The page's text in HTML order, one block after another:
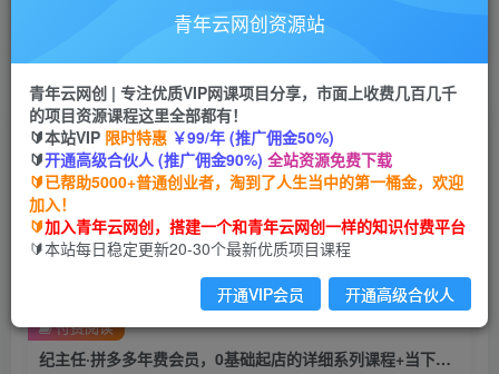
搭建同款网站，自己当老板
首页 创业课程 会员免费 正文
纪主任·拼多多年费会员，0基础起店的详细系列课
程+当下最牛的低价起量玩法+简单粗暴的动销玩
法
青年云网创
2年前发布
891 183
纪主任·拼多多年费会员，0基础起店的详细系列课程+当下最牛的低价起量玩法+简单粗暴的动销玩法
付费阅读
青年云网创资源站
青年云网创 | 专注优质VIP网课项目分享，市面上收费几百几千
的项目资源课程这里全部都有！
🔰本站VIP 限时特惠 ￥99/年 (推广佣金50%)
🔰开通高级合伙人 (推广佣金90%) 全站资源免费下载
🔰已帮助5000+普通创业者，淘到了人生当中的第一桶金，欢迎
加入！
🔰加入青年云网创，搭建一个和青年云网创一样的知识付费平台
🔰本站每日稳定更新20-30个最新优质项目课程
开通VIP会员 开通高级合伙人